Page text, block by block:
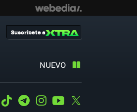
NUEVO
Suscríbete a
WhatsApp
Tiktok TelegramInstagramYoutube